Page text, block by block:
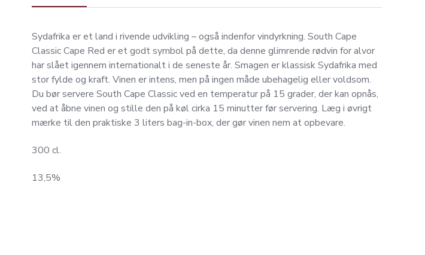
Sydafrika er et land i rivende udvikling – også indenfor vindyrkning. South Cape
Classic Cape Red er et godt symbol på dette, da denne glimrende rødvin for alvor
har slået igennem internationalt i de seneste år. Smagen er klassisk Sydafrika med
stor fylde og kraft. Vinen er intens, men på ingen måde ubehagelig eller voldsom.
Du bør servere South Cape Classic ved en temperatur på 15 grader, der kan opnås,
ved at åbne vinen og stille den på køl cirka 15 minutter før servering. Læg i øvrigt
mærke til den praktiske 3 liters bag-in-box, der gør vinen nem at opbevare.
300 cl.
13,5%